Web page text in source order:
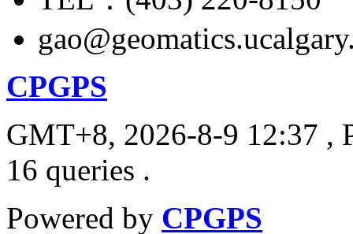
CPGPS
GMT+8, 2026-8-9 12:37 ,
16 queries .
Powered by CPGPS